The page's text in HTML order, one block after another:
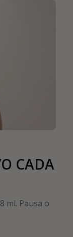
CADA
ml. Pausa o